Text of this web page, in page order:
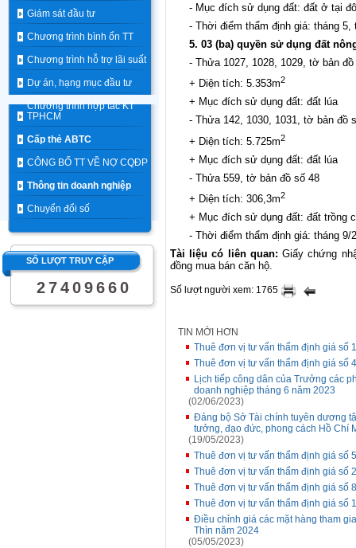
Giám sát đầu tư
Chương trình bình ổn TT
Chương trình hỗ trợ lãi suất
Dự án, hạng mục đầu tư
Chương trình hợp tác KT
TPHCM
Cấp thẻ ABTC
CÔNG BỐ TT VỀ NỢ CQĐP
Thông tin doanh nghiệp
Chuyển đổi số
SỐ LƯỢT TRUY CẬP
2 7 4 0 9 6 6 0
- Mục đích sử dụng đất: đất ở tại
- Thời điểm thẩm định giá: tháng 5,
5. 03 (ba) quyền sử dụng đất
- Thửa 1027, 1028, 1029, tờ bản đồ
+ Diện tích: 5.353m2
+ Mục đích sử dụng đất: đất lúa
- Thửa 142, 1030, 1031, tờ bản đồ
+ Diện tích: 5.725m2
+ Mục đích sử dụng đất: đất lúa
- Thửa 559, tờ bản đồ số 48
+ Diện tích: 306,3m2
+ Mục đích sử dụng đất: đất trồng
- Thời điểm thẩm định giá: tháng 9/
Tài liệu có liên quan:Giấy chứng
đồng mua bán căn hộ.
Số lượt người xem: 1765
TIN MỚI HƠN
Thuê đơn vị tư vấn thẩm định giá số
Thuê đơn vị tư vấn thẩm định giá số
Lịch tiếp công dân của Trưởng các
doanh nghiệp tháng 6 năm 2023
(02/06/2023)
Đảng bộ Sở Tài chính tuyên dương
tưởng, đạo đức, phong cách Hồ Chí
(19/05/2023)
Thuê đơn vị tư vấn thẩm định giá số
Thuê đơn vị tư vấn thẩm định giá số
Thuê đơn vị tư vấn thẩm định giá số
Thuê đơn vị tư vấn thẩm định giá số
Điều chỉnh giá các mặt hàng tham
Thìn năm 2024
(05/05/2023)